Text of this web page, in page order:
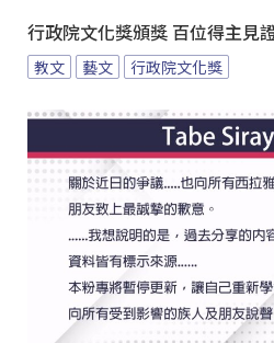
行政院文化獎頒獎 百位得主見
教文 藝文 行政院文化獎